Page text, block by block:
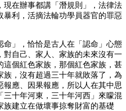
現在辦事都講「潛規則」，法律法
暴利，活摘法輪功學員器官的罪惡
命」，恰恰是古人在「認命」心態
對自己、家人、家族的未來沒有一
這個紅色家族，那個紅色家族，甚
族，沒有超過三十年就敗落了，為
報應、因果報應，所以人在其中思
三十年河東，三十年河西」來矇混
族建立在做壞事掠奪財富的基礎